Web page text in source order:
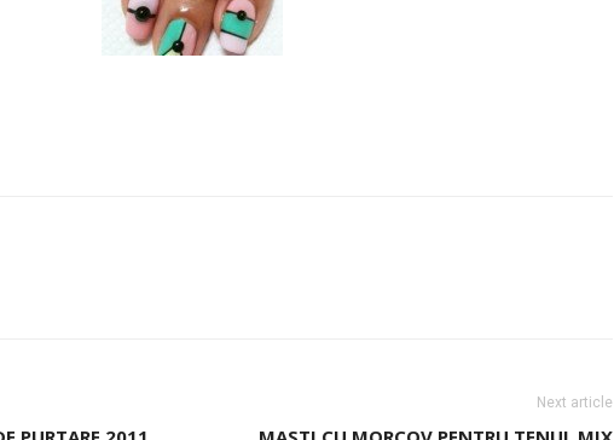
Next article